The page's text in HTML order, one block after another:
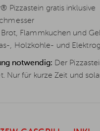
Pizzastein gratis inklusive
Brot, Flammkuchen und
, Holzkohle- und
notwendig: Der
Nur für kurze Zeit und